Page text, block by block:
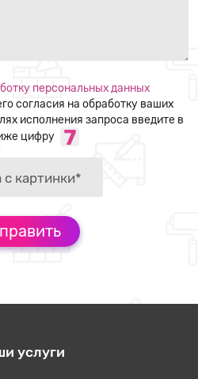
персональных данных
согласия на обработку ваших
исполнения запроса введите в
цифру
услуги